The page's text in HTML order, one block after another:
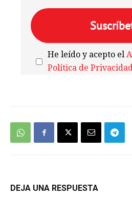
He leído y acepto el
Política de
DEJA UNA RESPUESTA